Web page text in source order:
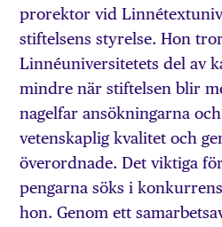
prorektor vid
stiftelsens styrelse. Hon
Linnéuniversitetets del av
mindre när stiftelsen blir
nagelfar ansökningarna
vetenskaplig kvalitet och
överordnade. Det viktiga
pengarna söks i
hon. Genom ett